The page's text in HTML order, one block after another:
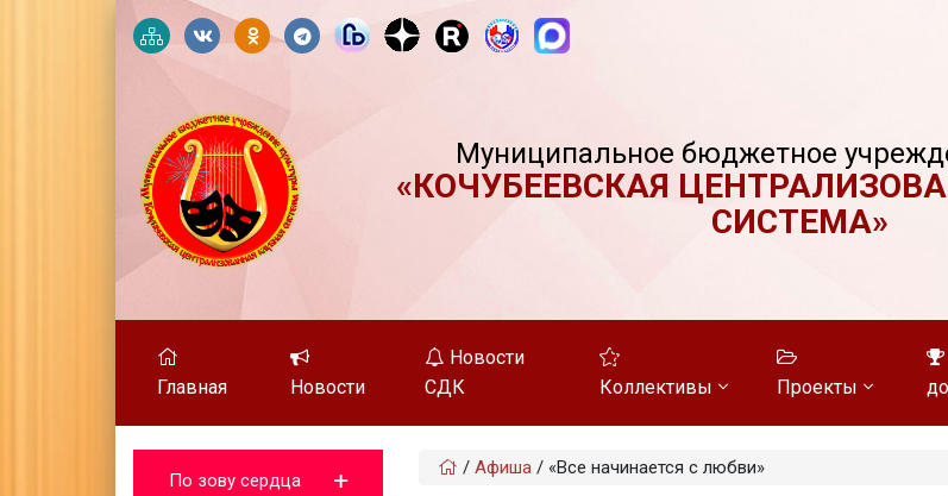
Муниципальное бюджетное
«КОЧУБЕЕВСКАЯ
СИСТЕМА»
Главная Новости
Новости
СДК
Коллективы Проекты
По зову сердца
/ Афиша/ «Все начинается с любви»